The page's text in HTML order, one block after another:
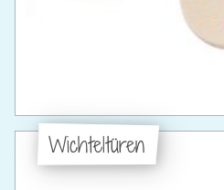
Wichteltüren